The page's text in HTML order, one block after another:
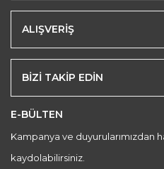
ALIŞVERİŞ
BİZİ TAKİP EDİN
E-BÜLTEN
Kampanya ve duyurularımızdan
kaydolabilirsiniz.